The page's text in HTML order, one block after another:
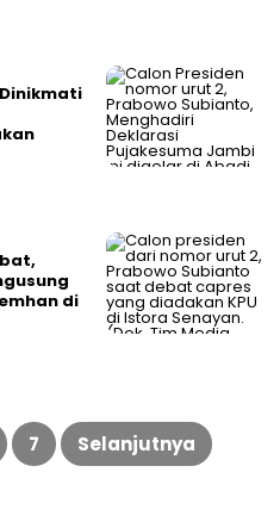
di
7 Selanjutnya